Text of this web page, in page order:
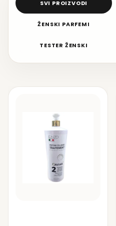
SVI PROIZVODI
ŽENSKI PARFEMI
TESTER ŽENSKI